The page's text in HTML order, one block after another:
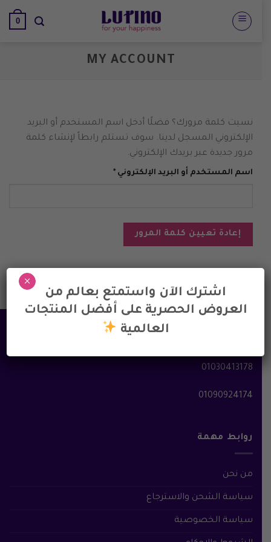
للمحتوى
0
MY ACCOUNT
نسيت كلمة مرورك؟ فضلًا أدخل اسم المستخدم أو البريد
الإلكتروني المسجل لدينا. سوف تستلم رابطاً لإنشاء كلمة
مرور جديدة عبر بريدك الإلكتروني.
اسم المستخدم أو البريد الإلكتروني *مطلوبة
إعادة تعيين كلمة المرور
01030413178
01090924174
روابط مهمة
من نحن
سياسة الشحن والاسترجاع
سياسة الخصوصية
اشترك الآن واستمتع بعالم من
العروض الحصرية على أفضل المنتجات
العالمية
×